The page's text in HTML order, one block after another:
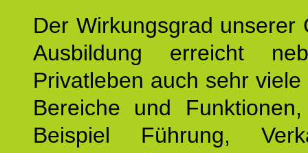
Der Wirkungsgrad unserer
Ausbildung erreicht
Privatleben auch sehr
Bereiche und
Beispiel Führung,